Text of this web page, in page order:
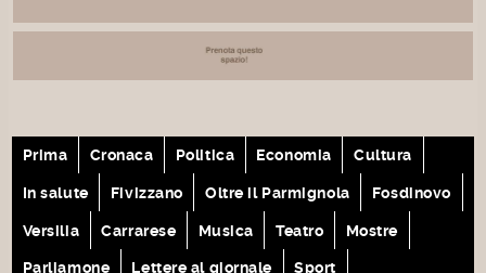
Prima Cronaca Politica Economia Cultura
In salute Fivizzano Oltre il Parmignola Fosdinovo
Versilia Carrarese Musica Teatro Mostre
Parliamone Lettere al giornale Sport